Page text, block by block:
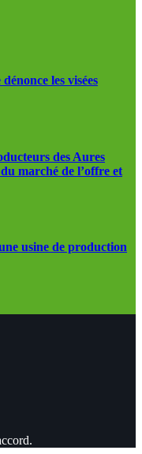
les visées
des Aures
marché de l’offre et
usine de production